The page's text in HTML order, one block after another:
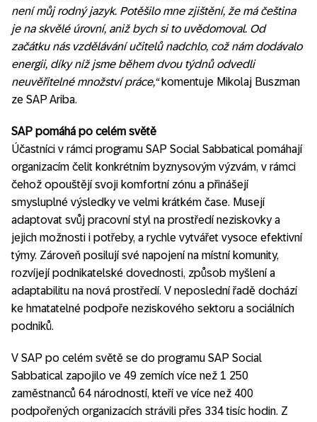
není můj rodný jazyk. Potěšilo mne zjištění, že má čeština
je na skvělé úrovní, aniž bych si to uvědomoval. Od
začátku nás vzdělávání učitelů nadchlo, což nám dodávalo
energii, díky níž jsme během dvou týdnů odvedli
neuvěřitelné množství práce,“komentuje Mikolaj Buszman
ze SAP Ariba.
SAP pomáhá po celém světě
Účastníci v rámci programu SAP Social Sabbatical pomáhají
organizacím čelit konkrétním byznysovým výzvám, v rámci
čehož opouštějí svoji komfortní zónu a přinášejí
smysluplné výsledky ve velmi krátkém čase. Musejí
adaptovat svůj pracovní styl na prostředí neziskovky a
jejich možnosti i potřeby, a rychle vytvářet vysoce efektivní
týmy. Zároveň posilují své napojení na místní komunity,
rozvíjejí podnikatelské dovednosti, způsob myšlení a
adaptabilitu na nová prostředí. V neposlední řadě dochází
ke hmatatelné podpoře neziskového sektoru a sociálních
podniků.
V SAP po celém světě se do programu SAP Social
Sabbatical zapojilo ve 49 zemích více než 1 250
zaměstnanců 64 národností, kteří ve více než 400
podpořených organizacích strávili přes 334 tisíc hodin. Z